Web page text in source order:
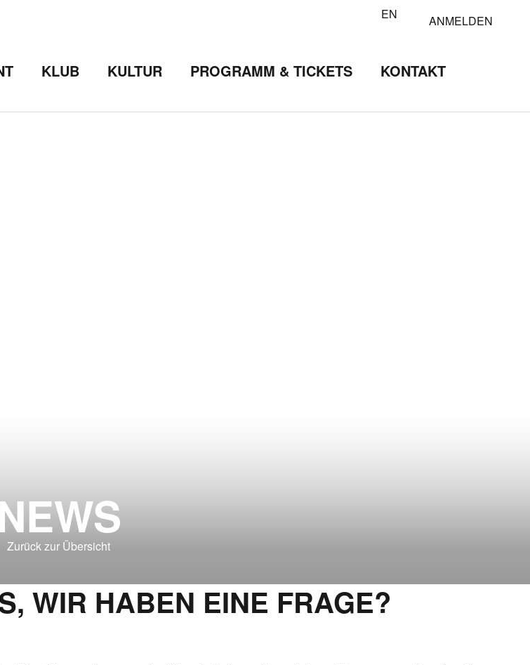
EN ANMELDEN
KLUB KULTUR PROGRAMM & TICKETS KONTAKT
Zurück zur Übersicht
WIR HABEN EINE FRAGE?